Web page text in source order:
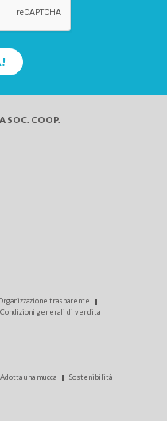
SOC. COOP.
trasparente
Condizioni generali di vendita
Adotta una mucca Sostenibilità